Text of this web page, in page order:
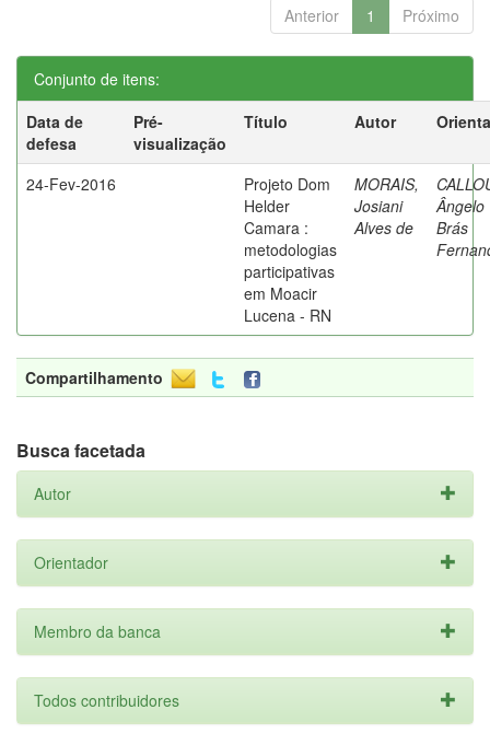
Anterior 1 Próximo
Conjunto de itens:
Data de
defesa
Pré-
visualização
Título Autor
24-Fev-2016
Projeto Dom
Helder
Camara :
metodologias
participativas
em Moacir
Lucena - RN
MORAIS,
Josiani
Alves de
Ângelo
Brás
Compartilhamento
Busca facetada
Autor
Orientador
Membro da banca
Todos contribuidores